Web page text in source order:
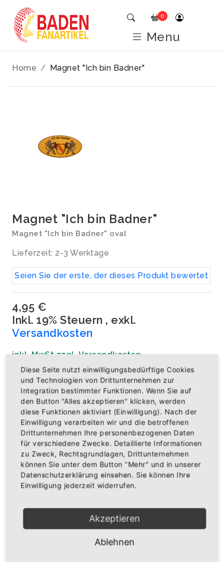
Home Magnet "Ich bin Badner"
Magnet "Ich bin Badner"
Magnet "Ich bin Badner" oval
Lieferzeit: 2-3 Werktage
Seien Sie der erste, der dieses Produkt bewertet
4,95 €
Inkl. 19% Steuern , exkl.
Versandkosten
inkl. MwSt zzgl. Versandkosten
Artikelnummer: BAZ0006
Menge
IN DEN WARENKORB
AUF DIE WUNSCHLISTE
INFOS BEWERTUNGEN
0
Menu
Diese Seite nutzt einwilligungsbedürftige Cookies
und Technologien von Drittunternehmen zur
Integration bestimmter Funktionen. Wenn Sie auf
den Button "Alles akzeptieren" klicken, werden
diese Funktionen aktiviert (Einwilligung). Nach der
Einwilligung verarbeiten wir und die betroffenen
Drittunternehmen Ihre personenbezogenen Daten
für verschiedene Zwecke. Detaillierte Informationen
zu Zweck, Rechtsgrundlagen, Drittunternehmen
können Sie unter dem Button "Mehr" und in unserer
Datenschutzerklärung einsehen. Sie können Ihre
Einwilligung jederzeit widerrufen.
Akzeptieren
Ablehnen